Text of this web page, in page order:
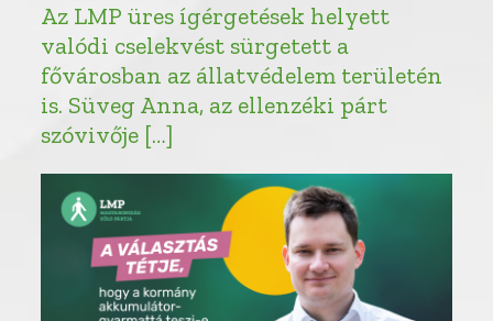
Az LMP üres ígérgetések helyett
valódi cselekvést sürgetett a
fővárosban az állatvédelem területén
is. Süveg Anna, az ellenzéki párt
szóvivője […]